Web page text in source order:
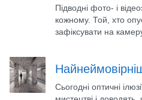
Підводні фото- і
кожному. Той, хто
зафіксувати на
Сьогодні оптичні